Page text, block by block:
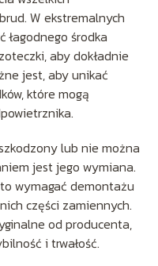
W ekstremalnych
środka
aby dokładnie
jest, aby unikać
które mogą
lub nie można
jest jego wymiana.
wymagać demontażu
części zamiennych.
od producenta,
i trwałość.